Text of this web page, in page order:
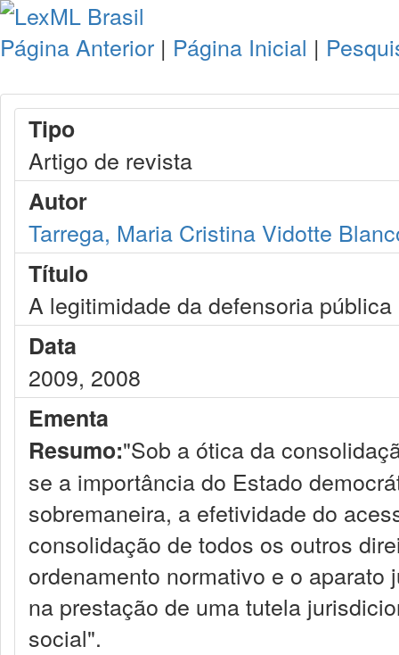
Página Anterior | Página Inicial |
Tipo
Artigo de revista
Autor
Tarrega, Maria Cristina Vidotte
Título
A legitimidade da defensoria
Data
2009, 2008
Ementa
Resumo:"Sob a ótica da
se a importância do Estado
sobremaneira, a efetividade do
consolidação de todos os outros
ordenamento normativo e o
na prestação de uma tutela
social".